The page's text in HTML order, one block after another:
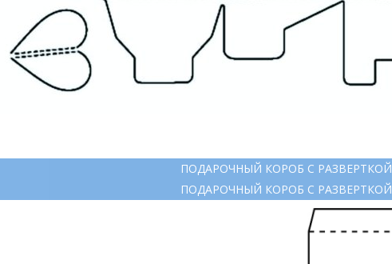
ПОДАРОЧНЫЙ КОРОБ С РАЗВЕРТКОЙ
ПОДАРОЧНЫЙ КОРОБ С РАЗВЕРТКОЙ